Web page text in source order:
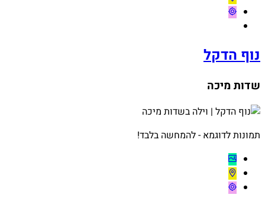
נוף הדקל
שדות מיכה
תמונות לדוגמא - להמחשה בלבד!